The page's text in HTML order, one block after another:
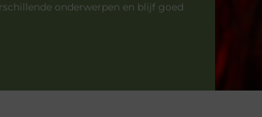
onderwerpen en blijf goed